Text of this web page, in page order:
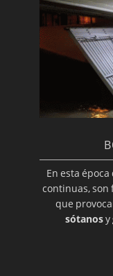
En esta
continuas, son
que
sótanosy